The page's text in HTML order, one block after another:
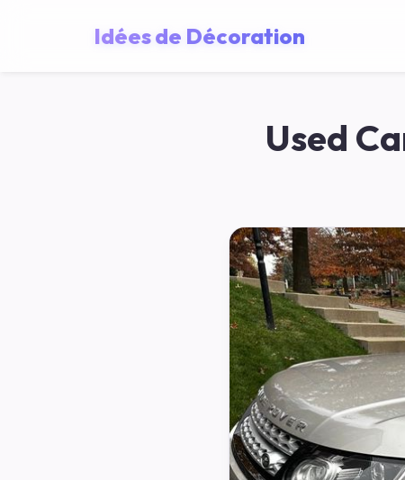
Idées de Décoration
Used